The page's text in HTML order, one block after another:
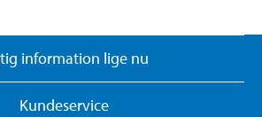
information lige nu
Kundeservice